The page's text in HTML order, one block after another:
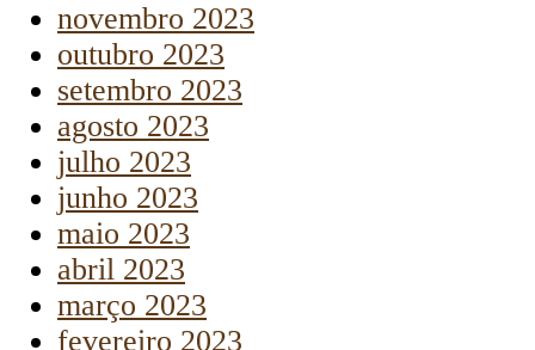
novembro 2023
outubro 2023
setembro 2023
agosto 2023
julho 2023
junho 2023
maio 2023
abril 2023
março 2023
fevereiro 2023